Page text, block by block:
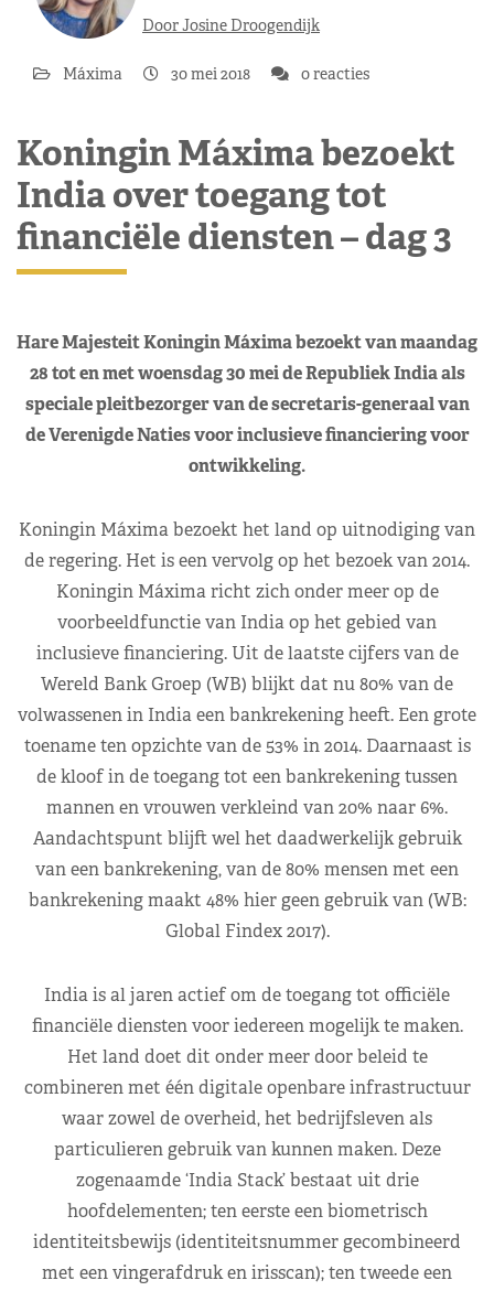
Door Josine Droogendijk
Máxima 30 mei 2018 0 reacties
Koningin Máxima bezoekt
India over toegang tot
financiële diensten – dag 3
Hare Majesteit Koningin Máxima bezoekt van maandag
28 tot en met woensdag 30 mei de Republiek India als
speciale pleitbezorger van de secretaris-generaal van
de Verenigde Naties voor inclusieve financiering voor
ontwikkeling.
Koningin Máxima bezoekt het land op uitnodiging van
de regering. Het is een vervolg op het bezoek van 2014.
Koningin Máxima richt zich onder meer op de
voorbeeldfunctie van India op het gebied van
inclusieve financiering. Uit de laatste cijfers van de
Wereld Bank Groep (WB) blijkt dat nu 80% van de
volwassenen in India een bankrekening heeft. Een grote
toename ten opzichte van de 53% in 2014. Daarnaast is
de kloof in de toegang tot een bankrekening tussen
mannen en vrouwen verkleind van 20% naar 6%.
Aandachtspunt blijft wel het daadwerkelijk gebruik
van een bankrekening, van de 80% mensen met een
bankrekening maakt 48% hier geen gebruik van (WB:
Global Findex 2017).
India is al jaren actief om de toegang tot officiële
financiële diensten voor iedereen mogelijk te maken.
Het land doet dit onder meer door beleid te
combineren met één digitale openbare infrastructuur
waar zowel de overheid, het bedrijfsleven als
particulieren gebruik van kunnen maken. Deze
zogenaamde ‘India Stack’ bestaat uit drie
hoofdelementen; ten eerste een biometrisch
identiteitsbewijs (identiteitsnummer gecombineerd
met een vingerafdruk en irisscan); ten tweede een